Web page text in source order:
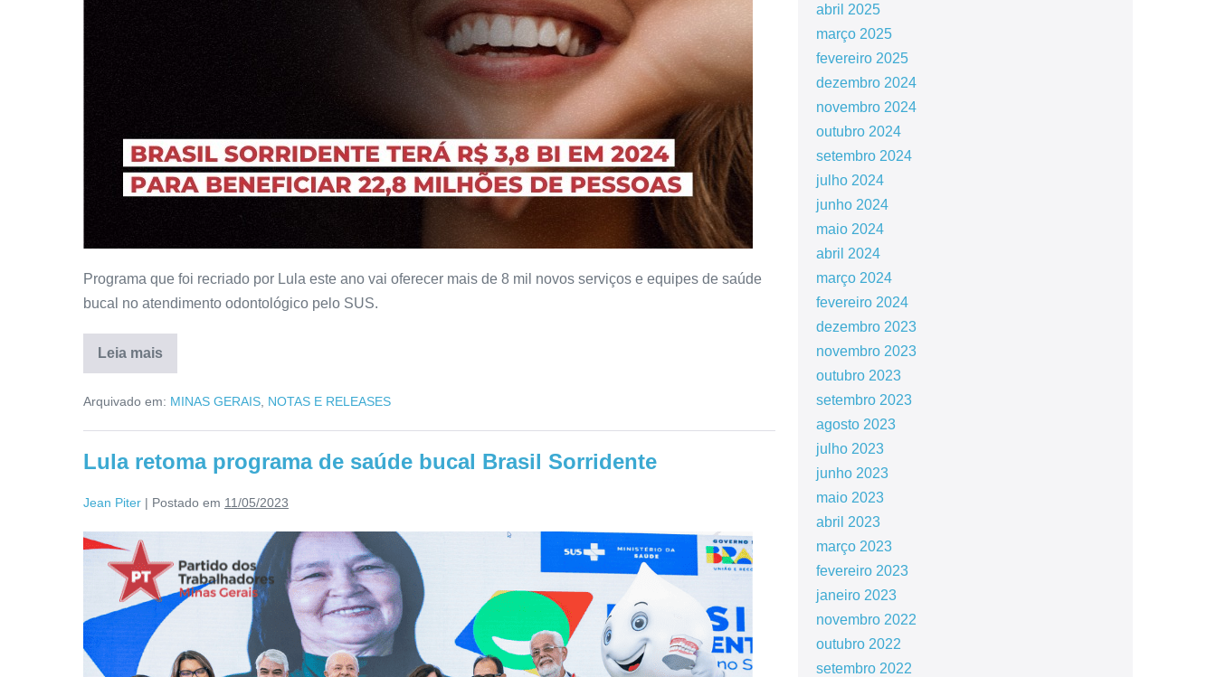
Programa que foi recriado por Lula este ano vai oferecer mais de 8 mil novos serviços e equipes de saúde
bucal no atendimento odontológico pelo SUS.
Leia mais
Arquivado em: MINAS GERAIS, NOTAS E RELEASES
Lula retoma programa de saúde bucal Brasil Sorridente
Jean Piter | Postado em 11/05/2023
abril 2025
março 2025
fevereiro 2025
dezembro 2024
novembro 2024
outubro 2024
setembro 2024
julho 2024
junho 2024
maio 2024
abril 2024
março 2024
fevereiro 2024
dezembro 2023
novembro 2023
outubro 2023
setembro 2023
agosto 2023
julho 2023
junho 2023
maio 2023
abril 2023
março 2023
fevereiro 2023
janeiro 2023
novembro 2022
outubro 2022
setembro 2022